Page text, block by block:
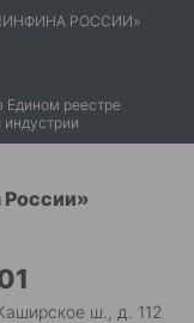
РОССИИ»
Едином реестре
индустрии
ш., д. 112